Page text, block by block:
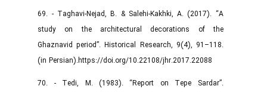
69. - Taghavi-Nejad, B. & Salehi-Kakhki, A. (2017). “A
study on the architectural decorations of the
Ghaznavid period”. Historical Research, 9(4), 91–118.
(in Persian).https://doi.org/10.22108/jhr.2017.22088
70. - Tedi, M. (1983). “Report on Tepe Sardar”.